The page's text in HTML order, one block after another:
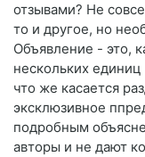
отзывами? Не
то и другое, но
Объявление - это,
нескольких
что же касается
эксклюзивное
подробным
авторы и не дают